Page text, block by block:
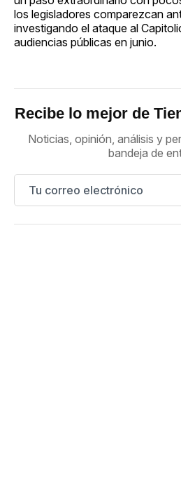
los legisladores comparezcan
investigando el ataque al
audiencias públicas en junio.
Recibe lo mejor de
Noticias, opinión, análisis y
bandeja de